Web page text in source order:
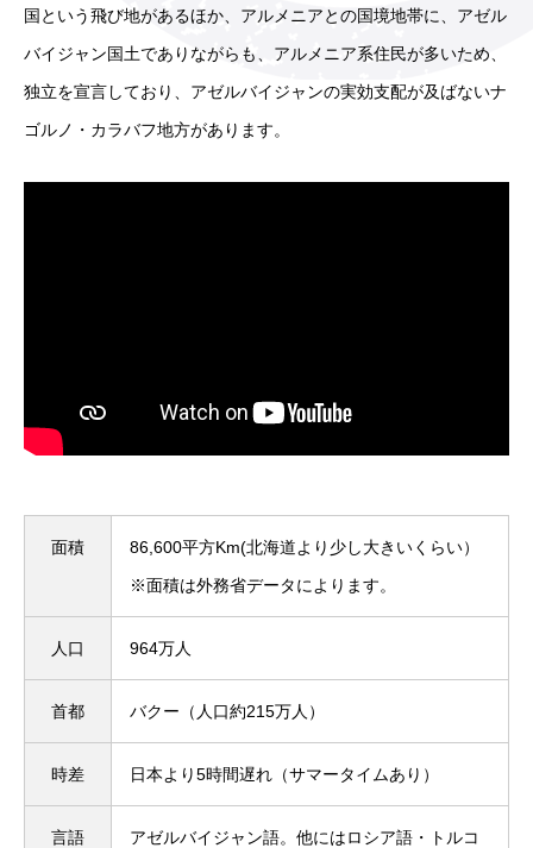
国という飛び地があるほか、アルメニアとの国境地帯に、アゼル
バイジャン国土でありながらも、アルメニア系住民が多いため、
独立を宣言しており、アゼルバイジャンの実効支配が及ばないナ
ゴルノ・カラバフ地方があります。
面積
86,600平方Km(北海道より少し大きいくらい）
※面積は外務省データによります。
人口 964万人
首都 バクー（人口約215万人）
時差 日本より5時間遅れ（サマータイムあり）
言語
アゼルバイジャン語。他にはロシア語・トルコ